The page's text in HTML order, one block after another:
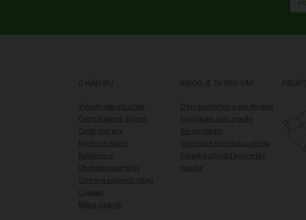
O NÁKUPU
Výhody nákupu u nás
Často kladené dotazy
Ceník dopravy
Možnosti plateb
Reklamace
Obchodní podmínky
Ochrana osobních údajů
Cookies
Mapa stránek
BIOOO JE TU PRO VÁS
O bio kosmetice a eko drogerii
Ekologické a bio značky
Bio certifikáty
Vyhledat kosmetickou složku
Poradna přírodní kosmetiky
Kariéra